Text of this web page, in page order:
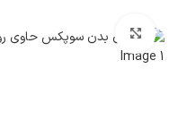
بزرگنمایی تصویر